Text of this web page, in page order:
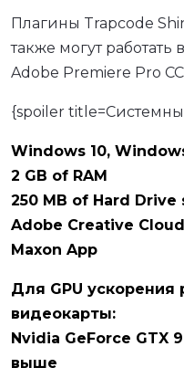
Плагины Trapcode
также могут
Adobe Premiere Pro
{spoiler
Windows 10,
2 GB of RAM
250 MB of Hard Drive
Adobe Creative
Maxon App
Для GPU
видеокарты:
Nvidia GeForce GTX
выше